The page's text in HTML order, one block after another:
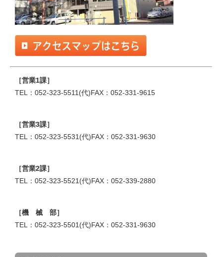
［営業1課］
TEL：052-323-5511(代)FAX：052-331-9615
［営業3課］
TEL：052-323-5531(代)FAX：052-331-9630
［営業2課］
TEL：052-323-5521(代)FAX：052-339-2880
［機 械 部］
TEL：052-323-5501(代)FAX：052-331-9630